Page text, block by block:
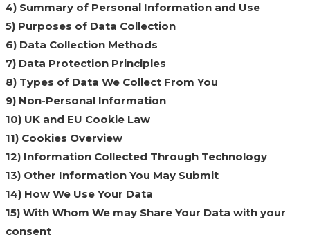
4) Summary of Personal Information and Use
5) Purposes of Data Collection
6) Data Collection Methods
7) Data Protection Principles
8) Types of Data We Collect From You
9) Non-Personal Information
10) UK and EU Cookie Law
11) Cookies Overview
12) Information Collected Through Technology
13) Other Information You May Submit
14) How We Use Your Data
15) With Whom We may Share Your Data with your
consent